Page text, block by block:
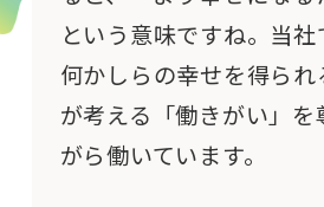
という意味ですね。当
何かしらの幸せを得られ
が考える「働きがい」
がら働いています。